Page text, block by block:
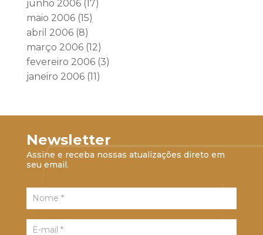
junho 2006(17)
maio 2006(15)
abril 2006(8)
março 2006(12)
fevereiro 2006(3)
janeiro 2006(11)
Newsletter
Assine e receba nossas atualizações direto em
seu email.